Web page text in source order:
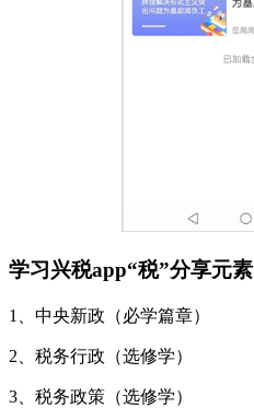
学习兴税app“税”分享元素
1、中央新政（必学篇章）
2、税务行政（选修学）
3、税务政策（选修学）